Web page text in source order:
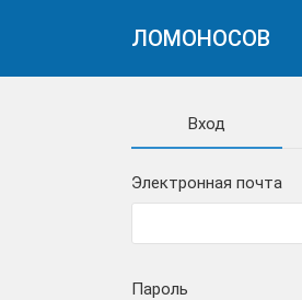
ЛОМОНОСОВ
Вход
Электронная почта
Пароль